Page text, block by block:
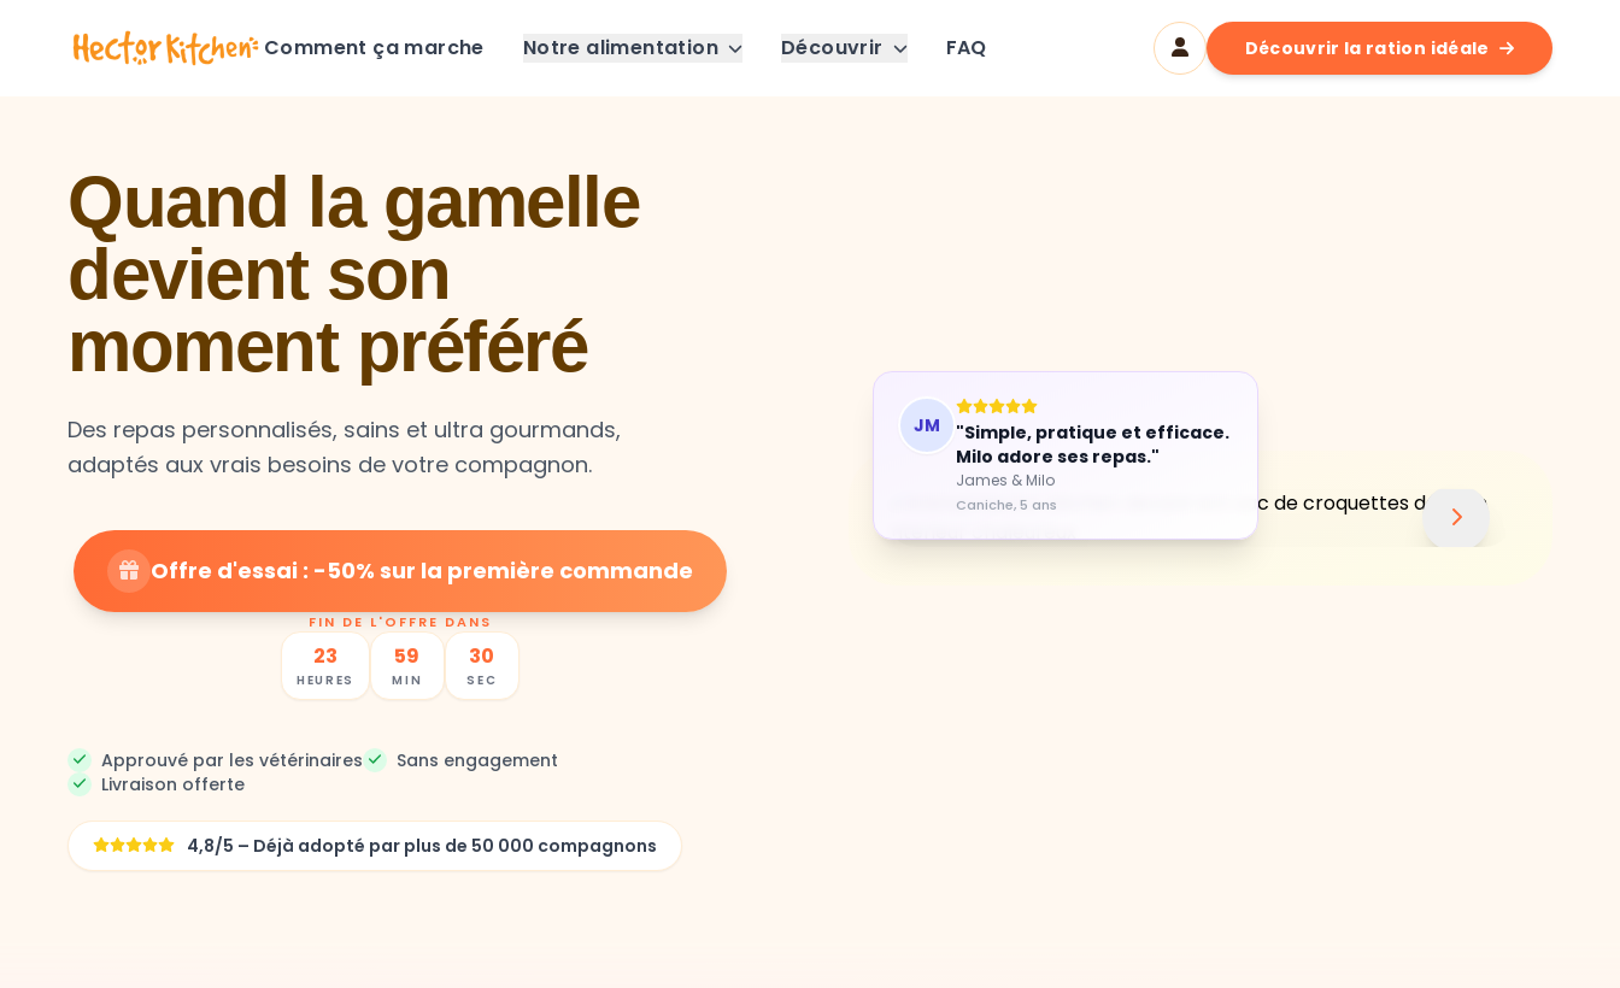
Comment ça marche Notre alimentation Découvrir FAQ Découvrir la ration idéale
Quand la gamelle
devient son
moment préféré
Des repas personnalisés, sains et ultra gourmands,
adaptés aux vrais besoins de votre compagnon.
Offre d'essai : -50% sur la première commande
FIN DE L'OFFRE DANS
23
HEURES
59
MIN
27
SEC
Approuvé par les vétérinaires
Sans engagement
Livraison offerte
4,8/5 – Déjà adopté par plus de 50 000 compagnons
"Simple, pratique et efficace.
Milo adore ses repas."
James & Milo